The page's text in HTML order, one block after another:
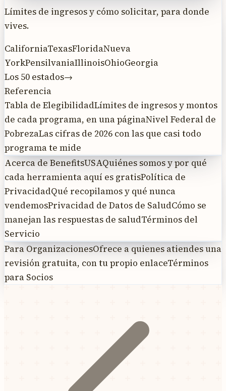
Límites de ingresos y cómo solicitar, para donde
vives.
CaliforniaTexasFloridaNueva
YorkPensilvaniaIllinoisOhioGeorgia
Los 50 estados→
Referencia
Tabla de ElegibilidadLímites de ingresos y montos
de cada programa, en una páginaNivel Federal de
PobrezaLas cifras de 2026 con las que casi todo
programa te mide
Acerca de BenefitsUSAQuiénes somos y por qué
cada herramienta aquí es gratisPolítica de
PrivacidadQué recopilamos y qué nunca
vendemosPrivacidad de Datos de SaludCómo se
manejan las respuestas de saludTérminos del
Servicio
Para OrganizacionesOfrece a quienes atiendes una
revisión gratuita, con tu propio enlaceTérminos
para Socios